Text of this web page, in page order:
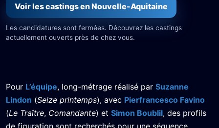
Voir les castings en Nouvelle-Aquitaine
Les candidatures sont fermées. Découvrez les castings
actuellement ouverts près de chez vous.
Pour L’équipe, long-métrage réalisé par Suzanne
Lindon (Seize printemps), avec Pierfrancesco Favino
(Le Traître, Comandante) et Simon Boublil, des profils
de figuration sont recherchés pour une séquence